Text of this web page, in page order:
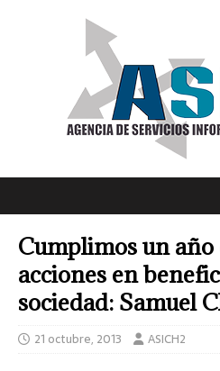
Cumplimos un año
acciones en
sociedad: Samuel
21 octubre, 2013 ASICH2